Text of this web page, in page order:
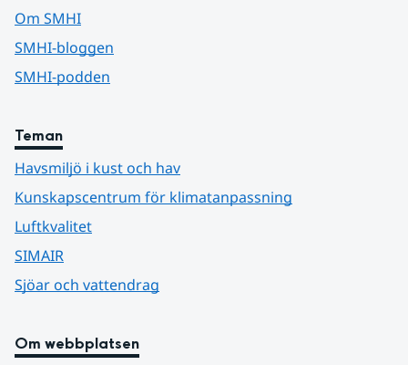
Om SMHI
SMHI-bloggen
SMHI-podden
Teman
Havsmiljö i kust och hav
Kunskapscentrum för klimatanpassning
Luftkvalitet
SIMAIR
Sjöar och vattendrag
Om webbplatsen